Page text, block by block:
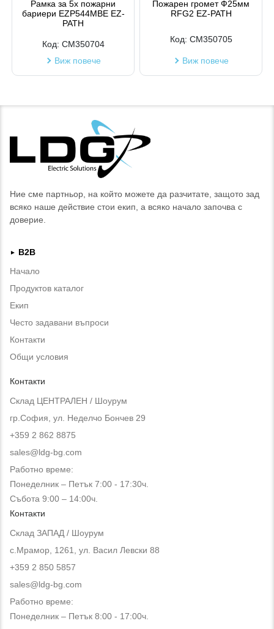
Рамка за 5х пожарни
бариери EZP544MBE EZ-
PATH
Код: CM350704
Виж повече
Пожарен громет Ф25мм
RFG2 EZ-PATH
Код: CM350705
Виж повече
Ние сме партньор, на който можете да разчитате, защото зад
всяко наше действие стои екип, а всяко начало започва с
доверие.
►
B2B
Начало
Продуктов каталог
Екип
Често задавани въпроси
Контакти
Общи условия
Контакти
Склад ЦЕНТРАЛЕН / Шоурум
гр.София, ул. Неделчо Бончев 29
+359 2 862 8875
sales@ldg-bg.com
Работно време:
Понеделник – Петък 7:00 - 17:30ч.
Събота 9:00 – 14:00ч.
Контакти
Склад ЗАПАД / Шоурум
с.Мрамор, 1261, ул. Васил Левски 88
+359 2 850 5857
sales@ldg-bg.com
Работно време:
Понеделник – Петък 8:00 - 17:00ч.